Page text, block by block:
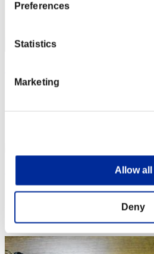
Preferences
Statistics
Marketing
Allow all
Deny
Puntos:Lv:1/03'07"40
Posición
Puntos:Lv:1/03'22"46
5